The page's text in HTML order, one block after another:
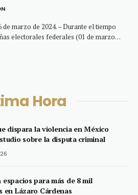
marzo de 2024. – Durante el tiempo
electorales federales (01 de marzo…
Hora
dispara la violencia en México
sobre la disputa criminal
para más de 8 mil
en Lázaro Cárdenas